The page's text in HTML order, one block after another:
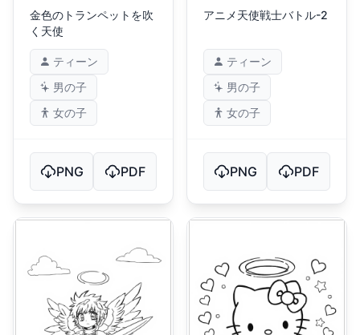
金色のトランペットを吹
く天使
ティーン
男の子
女の子
PNG PDF
アニメ天使戦士バトル-2
ティーン
男の子
女の子
PNG PDF